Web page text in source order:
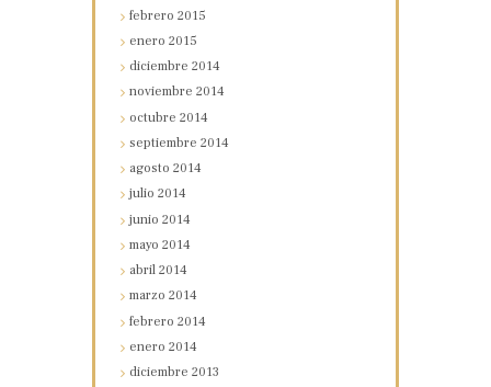
febrero2015
enero2015
diciembre2014
noviembre2014
octubre2014
septiembre2014
agosto2014
julio2014
junio2014
mayo2014
abril2014
marzo2014
febrero2014
enero2014
diciembre2013